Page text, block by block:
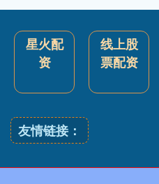
星火配
资
线上股
票配资
友情链接：